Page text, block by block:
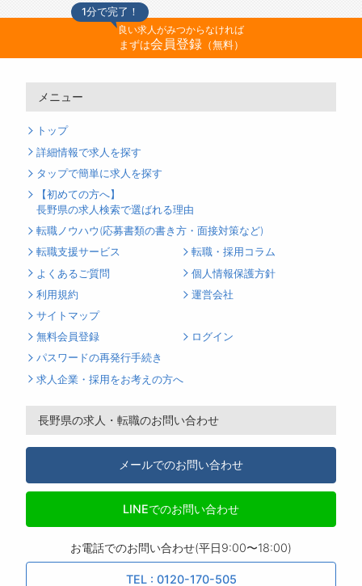
1分で完了！
良い求人がみつからなければ
まずは会員登録（無料）
メニュー
トップ
詳細情報で求人を探す
タップで簡単に求人を探す
【初めての方へ】
長野県の求人検索で選ばれる理由
転職ノウハウ(応募書類の書き方・面接対策など)
転職支援サービス
転職・採用コラム
よくあるご質問
個人情報保護方針
利用規約
運営会社
サイトマップ
無料会員登録
ログイン
パスワードの再発行手続き
求人企業・採用をお考えの方へ
長野県の求人・転職のお問い合わせ
メールでのお問い合わせ
LINEでのお問い合わせ
お電話でのお問い合わせ(平日9:00〜18:00)
TEL : 0120-170-505